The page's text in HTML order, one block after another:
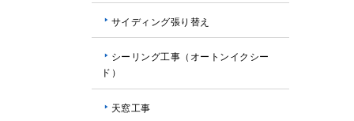
サイディング張り替え
シーリング工事（オートンイクシー
ド）
天窓工事